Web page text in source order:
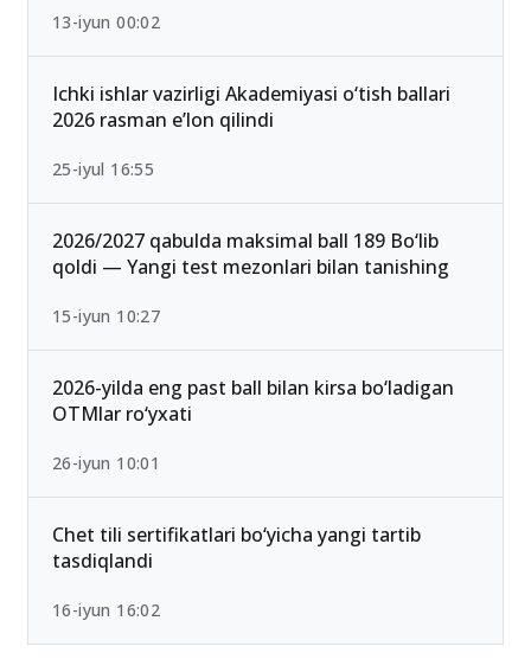
Qabul-2026: Eng past o‘tish ballari bilan kirish
mumkin bo‘lgan yo‘nalishlar
13-iyun 00:02
Ichki ishlar vazirligi Akademiyasi o‘tish ballari
2026 rasman e’lon qilindi
25-iyul 16:55
2026/2027 qabulda maksimal ball 189 Bo‘lib
qoldi — Yangi test mezonlari bilan tanishing
15-iyun 10:27
2026-yilda eng past ball bilan kirsa bo‘ladigan
OTMlar ro‘yxati
26-iyun 10:01
Chet tili sertifikatlari bo‘yicha yangi tartib
tasdiqlandi